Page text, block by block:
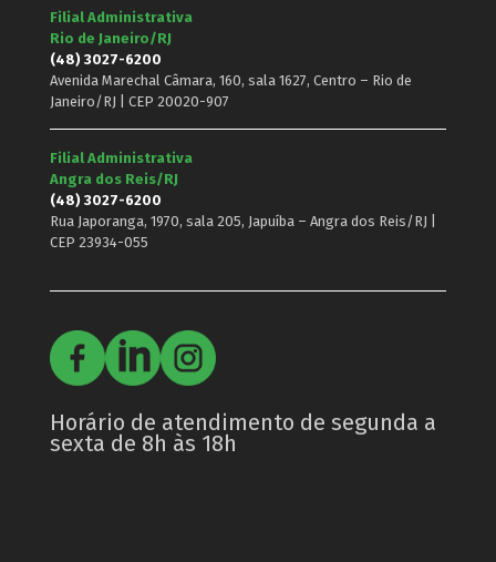
Filial Administrativa
Rio de Janeiro/RJ
(48) 3027-6200
Avenida Marechal Câmara, 160, sala 1627, Centro – Rio de
Janeiro/RJ | CEP 20020-907
Filial Administrativa
Angra dos Reis/RJ
(48) 3027-6200
Rua Japoranga, 1970, sala 205, Japuíba – Angra dos Reis/RJ |
CEP 23934-055
Horário de atendimento de segunda a
sexta de 8h às 18h